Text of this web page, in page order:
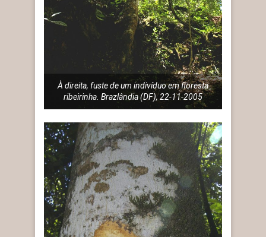
À direita, fuste de um indivíduo em floresta
ribeirinha. Brazlândia (DF), 22-11-2005